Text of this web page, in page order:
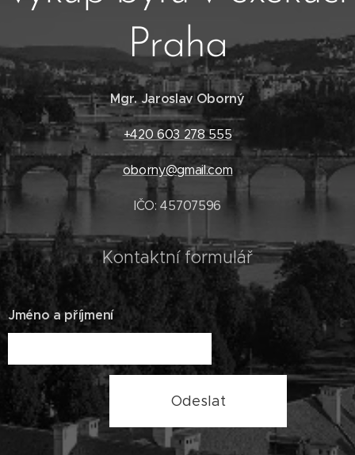
Praha
Mgr. Jaroslav Oborný
+420 603 278 555
oborny@gmail.com
IČO: 45707596
Kontaktní formulář
Jméno a příjmení
Odeslat